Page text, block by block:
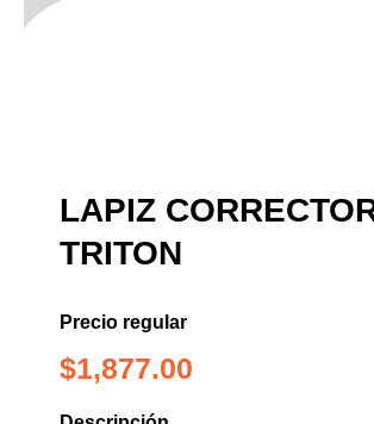
LAPIZ
TRITON
Precio regular
$1,877.00